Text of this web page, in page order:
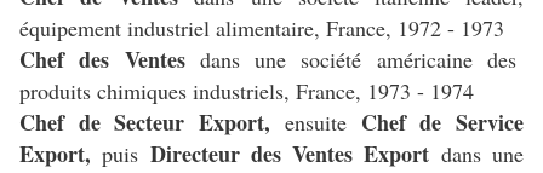
équipement industriel alimentaire, France, 1972 - 1973
Chef des Ventes dans une société américaine des
produits chimiques industriels, France, 1973 - 1974
Chef de Secteur Export, ensuite Chef de Service
Export,puis Directeur des Ventes Export dans une